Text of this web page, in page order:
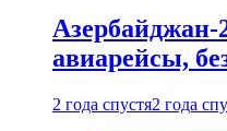
авиарейсы,
2 года спустя2 года